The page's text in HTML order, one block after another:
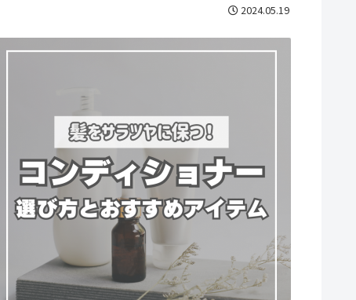
2024.05.19